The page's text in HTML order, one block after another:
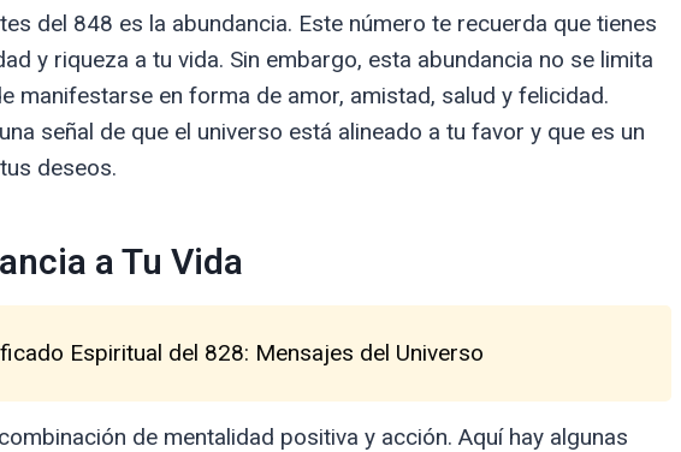
del 848 es la abundancia. Este número te recuerda que tienes
y riqueza a tu vida. Sin embargo, esta abundancia no se limita
manifestarse en forma de amor, amistad, salud y felicidad.
señal de que el universo está alineado a tu favor y que es un
deseos.
a Tu Vida
Espiritual del 828: Mensajes del Universo
de mentalidad positiva y acción. Aquí hay algunas